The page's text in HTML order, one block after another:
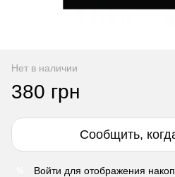
Нет в наличии
380 грн
Сообщить,
Войти для отображения